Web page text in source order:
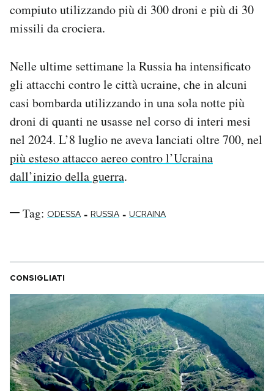
Hai bisogno di aiuto?
Esci
compiuto utilizzando più di 300 droni e più di 30
missili da crociera.
Nelle ultime settimane la Russia ha intensificato
gli attacchi contro le città ucraine, che in alcuni
casi bombarda utilizzando in una sola notte più
droni di quanti ne usasse nel corso di interi mesi
nel 2024. L’8 luglio ne aveva lanciati oltre 700, nel
più esteso attacco aereo contro l’Ucraina
dall’inizio della guerra.
Tag: ODESSA - RUSSIA - UCRAINA
CONSIGLIATI